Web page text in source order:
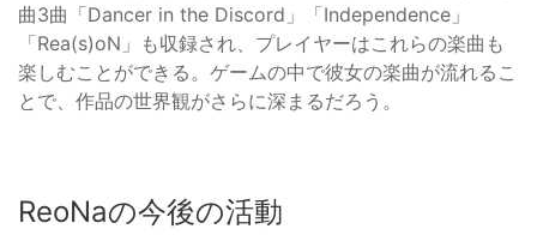
曲3曲「Dancer in the Discord」「Independence」
「Rea(s)oN」も収録され、プレイヤーはこれらの楽曲も
楽しむことができる。ゲームの中で彼女の楽曲が流れるこ
とで、作品の世界観がさらに深まるだろう。
ReoNaの今後の活動